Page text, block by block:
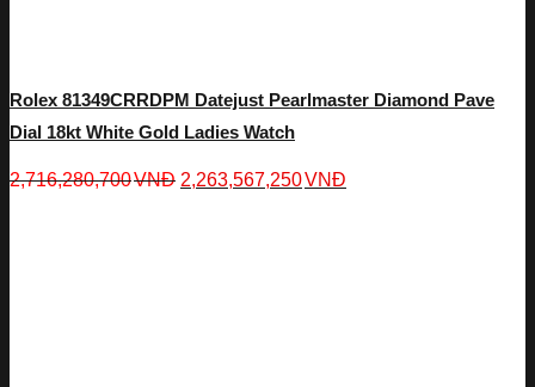
Rolex 81349CRRDPM Datejust Pearlmaster Diamond Pave
Dial 18kt White Gold Ladies Watch
2,716,280,700VNĐ 2,263,567,250VNĐ